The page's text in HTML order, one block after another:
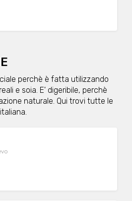
perchè è fatta utilizzando
e soia. E' digeribile, perchè
naturale. Qui trovi tutte le